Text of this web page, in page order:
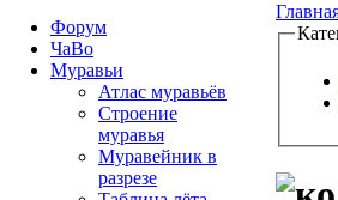
Форум
ЧаВо
Муравьи
Атлас муравьёв
Строение
муравья
Муравейник в
разрезе